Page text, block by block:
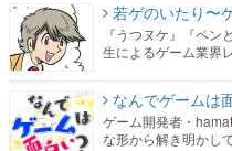
若ゲのいたり〜
『うつヌケ』『ペ
生によるゲーム業界
なんでゲームは
ゲーム開発者・
な形から解き明かし